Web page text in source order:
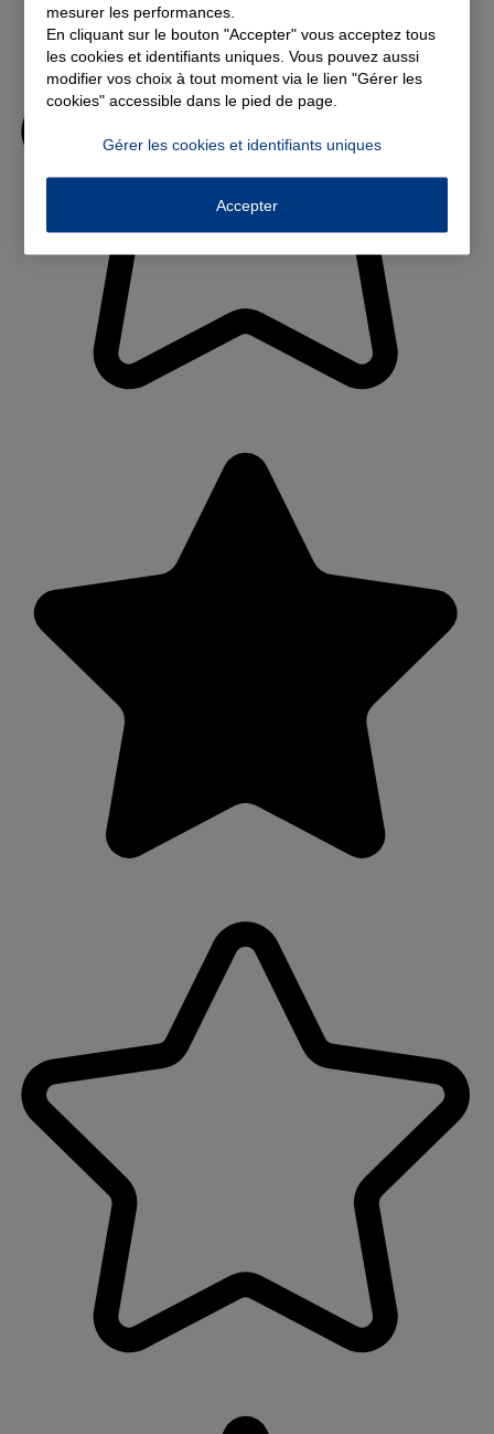
mesurer les performances.
En cliquant sur le bouton "Accepter" vous acceptez tous
les cookies et identifiants uniques. Vous pouvez aussi
modifier vos choix à tout moment via le lien "Gérer les
cookies" accessible dans le pied de page.
Gérer les cookies et identifiants uniques
Accepter